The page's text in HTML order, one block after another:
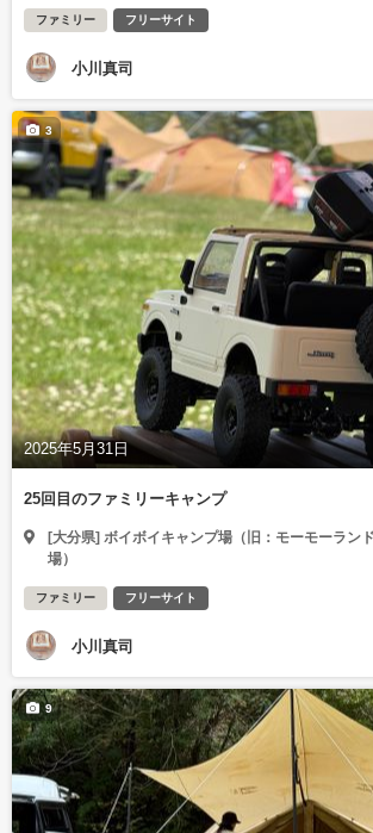
ファミリー フリーサイト
小川真司
2025年5月31日
3
25回目のファミリーキャンプ
[大分県] ボイボイキャンプ場（旧：モーモーラン
場）
ファミリー フリーサイト
小川真司
9